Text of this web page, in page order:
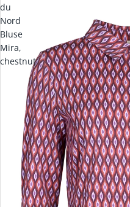
du
Nord
Bluse
Mira,
chestnut